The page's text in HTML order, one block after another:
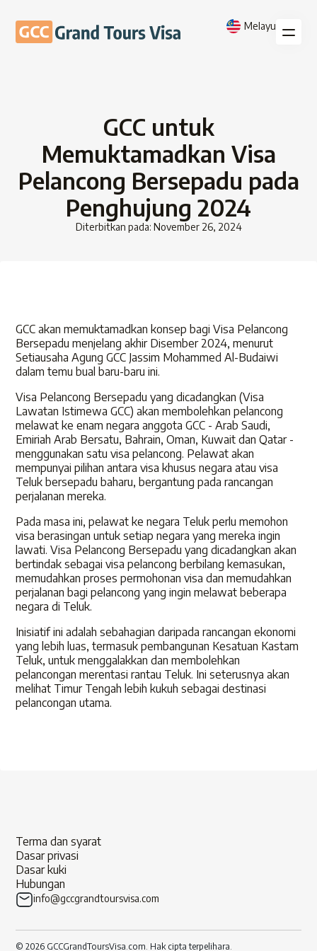
Melayu
GCC untuk
Memuktamadkan Visa
Pelancong Bersepadu pada
Penghujung 2024
Diterbitkan pada: November 26, 2024
GCC akan memuktamadkan konsep bagi Visa Pelancong
Bersepadu menjelang akhir Disember 2024, menurut
Setiausaha Agung GCC Jassim Mohammed Al-Budaiwi
dalam temu bual baru-baru ini.
Visa Pelancong Bersepadu yang dicadangkan (Visa
Lawatan Istimewa GCC) akan membolehkan pelancong
melawat ke enam negara anggota GCC - Arab Saudi,
Emiriah Arab Bersatu, Bahrain, Oman, Kuwait dan Qatar -
menggunakan satu visa pelancong. Pelawat akan
mempunyai pilihan antara visa khusus negara atau visa
Teluk bersepadu baharu, bergantung pada rancangan
perjalanan mereka.
Pada masa ini, pelawat ke negara Teluk perlu memohon
visa berasingan untuk setiap negara yang mereka ingin
lawati. Visa Pelancong Bersepadu yang dicadangkan akan
bertindak sebagai visa pelancong berbilang kemasukan,
memudahkan proses permohonan visa dan memudahkan
perjalanan bagi pelancong yang ingin melawat beberapa
negara di Teluk.
Inisiatif ini adalah sebahagian daripada rancangan ekonomi
yang lebih luas, termasuk pembangunan Kesatuan Kastam
Teluk, untuk menggalakkan dan membolehkan
pelancongan merentasi rantau Teluk. Ini seterusnya akan
melihat Timur Tengah lebih kukuh sebagai destinasi
pelancongan utama.
Terma dan syarat
Dasar privasi
Dasar kuki
Hubungan
info@gccgrandtoursvisa.com
© 2026 GCCGrandToursVisa.com. Hak cipta terpelihara.